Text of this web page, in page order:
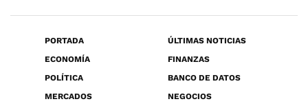
PORTADA
ÚLTIMAS NOTICIAS
ECONOMÍA
FINANZAS
POLÍTICA
BANCO DE DATOS
MERCADOS
NEGOCIOS